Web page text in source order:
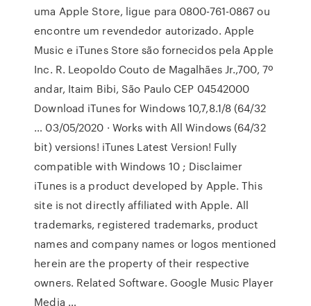
uma Apple Store, ligue para 0800-761-0867 ou
encontre um revendedor autorizado. Apple
Music e iTunes Store são fornecidos pela Apple
Inc. R. Leopoldo Couto de Magalhães Jr.,700, 7º
andar, Itaim Bibi, São Paulo CEP 04542000
Download iTunes for Windows 10,7,8.1/8 (64/32
… 03/05/2020 · Works with All Windows (64/32
bit) versions! iTunes Latest Version! Fully
compatible with Windows 10 ; Disclaimer
iTunes is a product developed by Apple. This
site is not directly affiliated with Apple. All
trademarks, registered trademarks, product
names and company names or logos mentioned
herein are the property of their respective
owners. Related Software. Google Music Player
Media …